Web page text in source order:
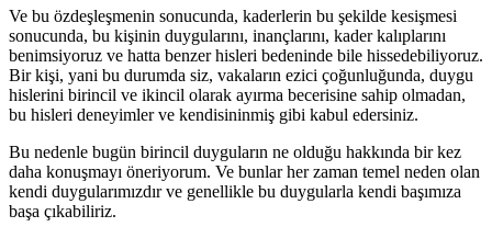
Ve bu özdeşleşmenin sonucunda, kaderlerin bu şekilde kesişmesi
sonucunda, bu kişinin duygularını, inançlarını, kader kalıplarını
benimsiyoruz ve hatta benzer hisleri bedeninde bile hissedebiliyoruz.
Bir kişi, yani bu durumda siz, vakaların ezici çoğunluğunda, duygu
hislerini birincil ve ikincil olarak ayırma becerisine sahip olmadan,
bu hisleri deneyimler ve kendisininmiş gibi kabul edersiniz.
Bu nedenle bugün birincil duyguların ne olduğu hakkında bir kez
daha konuşmayı öneriyorum. Ve bunlar her zaman temel neden olan
kendi duygularımızdır ve genellikle bu duygularla kendi başımıza
başa çıkabiliriz.